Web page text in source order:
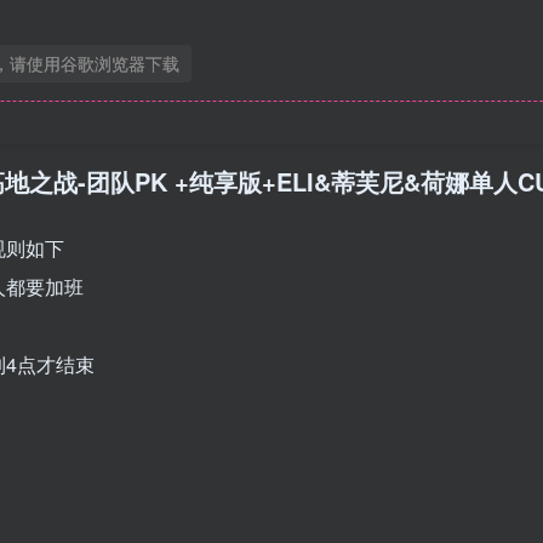
请使用谷歌浏览器下载
之战-团队PK +纯享版+ELI&蒂芙尼&荷娜单人
则如下
要加班
点才结束